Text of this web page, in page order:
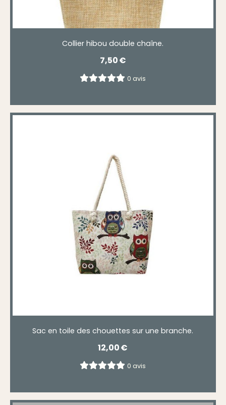
Collier hibou double chaîne.
7,50€
0 avis
Sac en toile des chouettes sur une branche.
12,00€
0 avis